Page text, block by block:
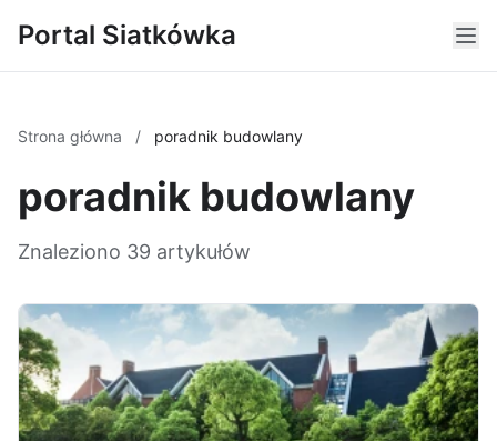
Portal Siatkówka
Strona główna / poradnik budowlany
poradnik budowlany
Znaleziono 39 artykułów